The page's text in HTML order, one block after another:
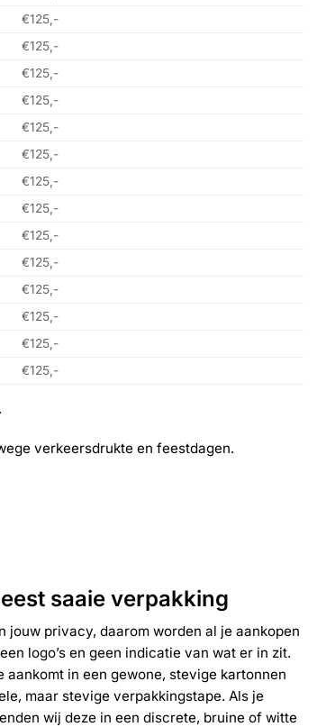
€125,-
€125,-
€125,-
€125,-
€125,-
€125,-
€125,-
€125,-
€125,-
€125,-
€125,-
€125,-
€125,-
€125,-
verkeersdrukte en feestdagen.
saaie verpakking
jouw privacy, daarom worden al je aankopen
logo’s en geen indicatie van wat er in zit.
aankomt in een gewone, stevige kartonnen
maar stevige verpakkingstape. Als je
wij deze in een discrete, bruine of witte